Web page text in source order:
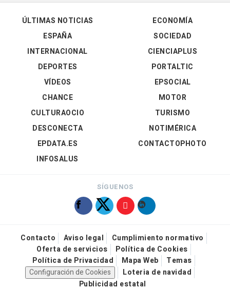
ÚLTIMAS NOTICIAS
ESPAÑA
INTERNACIONAL
DEPORTES
VÍDEOS
ECONOMÍA
SOCIEDAD
CIENCIAPLUS
PORTALTIC
EPSOCIAL
CHANCE
CULTURAOCIO
DESCONECTA
EPDATA.ES
INFOSALUS
MOTOR
TURISMO
NOTIMÉRICA
CONTACTOPHOTO
SÍGUENOS
Contacto Aviso legal
Cumplimiento normativo
Oferta de servicios
Política de Cookies
Política de Privacidad
Mapa Web
Temas
Configuración de Cookies
Loteria de navidad
Publicidad estatal